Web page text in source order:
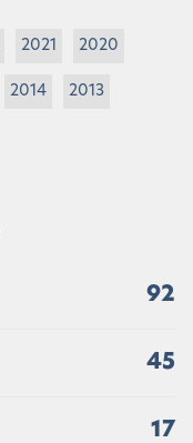
2021 2020
2014 2013
92
45
17